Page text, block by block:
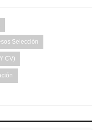
Selección
CV)